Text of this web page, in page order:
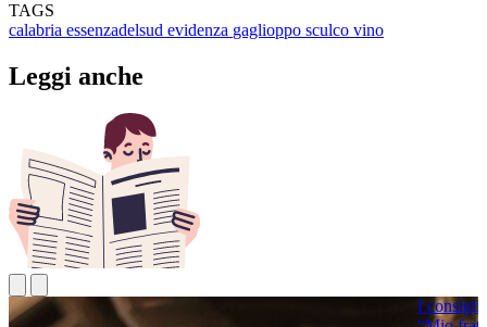
TAGS
calabria essenzadelsud evidenza gaglioppo sculco vino
Leggi anche
I consigli